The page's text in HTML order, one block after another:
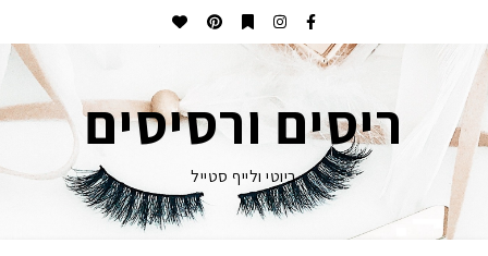
ריסים ורסיסים
ביוטי ולייף סטייל